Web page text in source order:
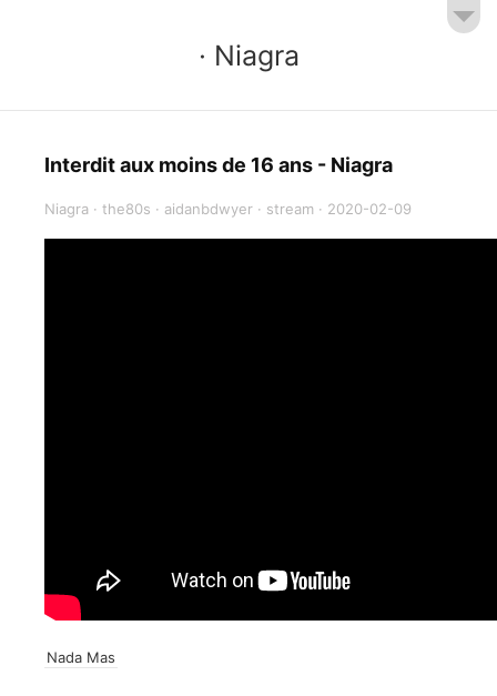
· Niagra
Interdit aux moins de 16 ans - Niagra
Niagra · the80s · aidanbdwyer · stream · 2020-02-09
Nada Mas